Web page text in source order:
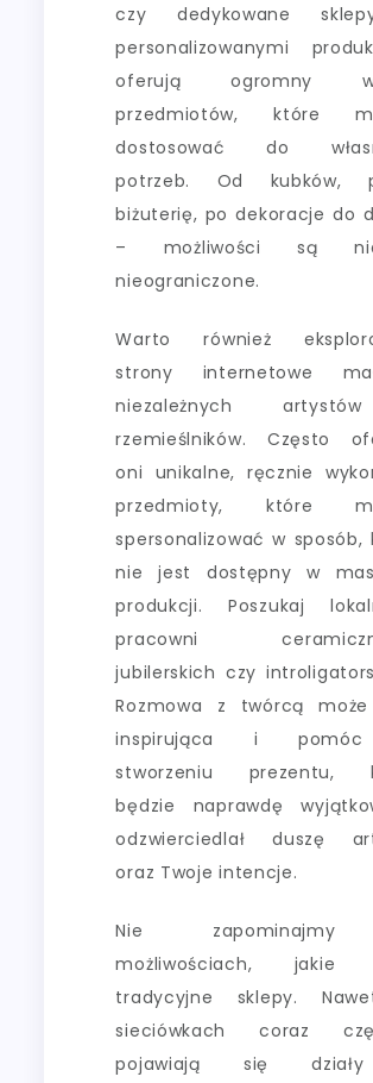
czy dedykowane
personalizowanymi
oferują ogromny
przedmiotów, które
dostosować do
potrzeb. Od kubków,
biżuterię, po dekoracje do
– możliwości są
nieograniczone.
Warto również
strony internetowe
niezależnych
rzemieślników. Często
oni unikalne, ręcznie
przedmioty, które
spersonalizować w sposób,
nie jest dostępny w
produkcji. Poszukaj
pracowni
jubilerskich czy
Rozmowa z twórcą
inspirująca i
stworzeniu prezentu,
będzie naprawdę
odzwierciedlał duszę
oraz Twoje intencje.
Nie
możliwościach, jakie
tradycyjne sklepy.
sieciówkach coraz
pojawiają się